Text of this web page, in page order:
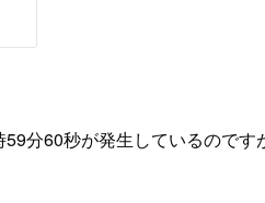
60秒が発生しているので